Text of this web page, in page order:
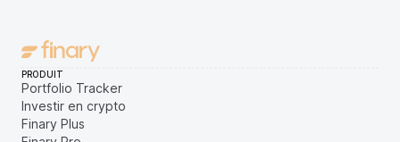
PRODUIT
Portfolio Tracker
Investir en crypto
Finary Plus